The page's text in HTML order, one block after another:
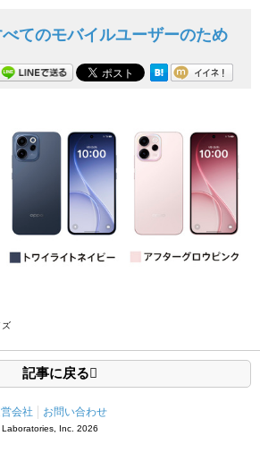
てのモバイルユーザーのため
ズ
記事に戻る
会社 お問い合わせ
Inc. 2026